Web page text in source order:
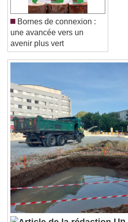
Reset
Done
Close Modal Dialog
End of dialog window.
Bornes de connexion :
une avancée vers un
avenir plus vert